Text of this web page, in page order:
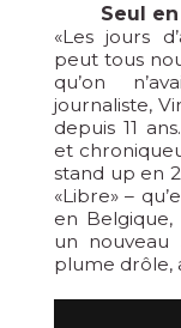
Seul
«Les jours
peut tous
qu’on
journaliste,
depuis 11
et
stand up en
«Libre» –
en
un nouveau
plume drôle,